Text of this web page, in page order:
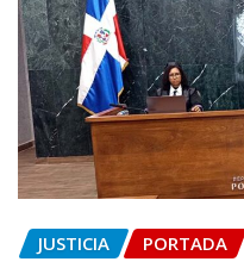
JUSTICIA PORTADA